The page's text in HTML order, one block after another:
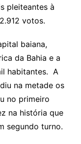
pleiteantes à
votos.
baiana,
da Bahia e a
habitantes. A
na metade os
no primeiro
na história que
segundo turno.